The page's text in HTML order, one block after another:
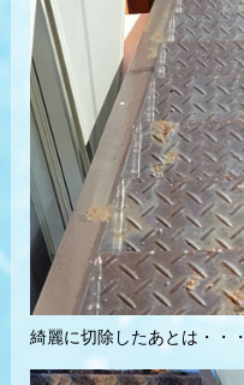
綺麗に切除したあとは・・・